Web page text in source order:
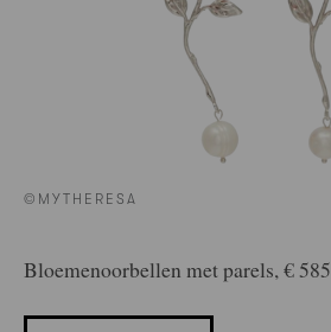
©MYTHERESA
Bloemenoorbellen met parels, € 585